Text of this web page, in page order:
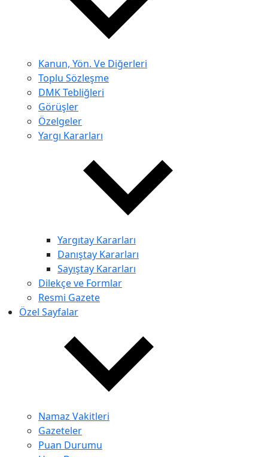
Kanun, Yön. Ve Diğerleri
Toplu Sözleşme
DMK Tebliğleri
Görüşler
Özelgeler
Yargı Kararları
Yargıtay Kararları
Danıştay Kararları
Sayıştay Kararları
Dilekçe ve Formlar
Resmi Gazete
Özel Sayfalar
Namaz Vakitleri
Gazeteler
Puan Durumu